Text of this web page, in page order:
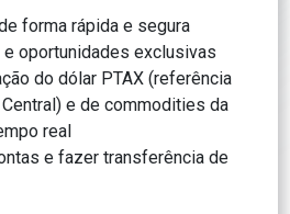
forma rápida e segura
oportunidades exclusivas
do dólar PTAX (referência
e de commodities da
real
e fazer transferência de